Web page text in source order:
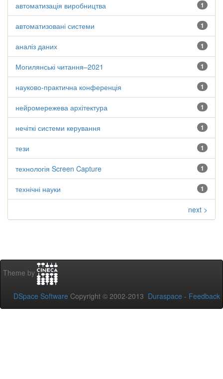
1
автоматизація виробництва
1
автоматизовані системи
1
аналіз даних
1
Могилянські читання–2021
1
науково-практична конференція
1
нейромережева архітектура
1
нечіткі системи керування
1
тези
1
технологія Screen Capture
1
технічні науки
next >
Theme by
DSpace Software Copyright © 2002-2013 Duraspace - Feedback